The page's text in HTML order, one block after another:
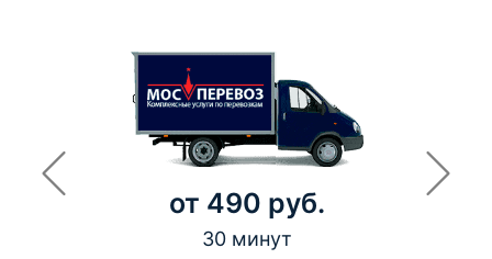
от 490 руб.
30 минут